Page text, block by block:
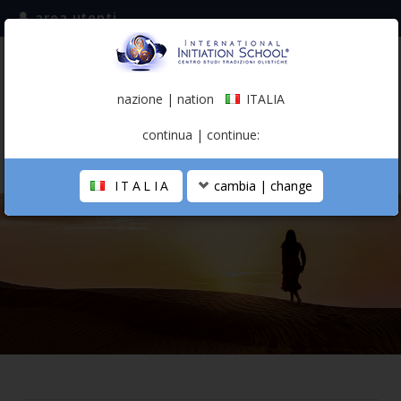
iscriviti alla mailing list
(italiano)
area utenti
LA SCUOLA
nazione | nation ITALIA
continua | continue:
ITALIA cambia | change